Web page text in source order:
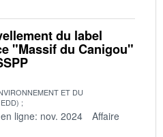
du label
"Massif du Canigou"
ET DU
ligne: nov. 2024
Affaire